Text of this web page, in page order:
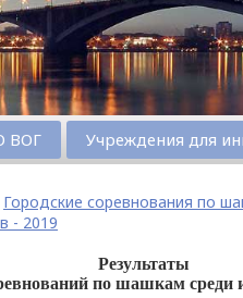
ВОГ Учреждения для
Городские соревнования по
- 2019
Результаты
по шашкам среди